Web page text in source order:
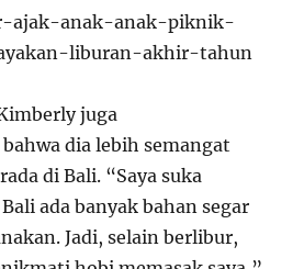
juga
dia lebih semangat
di Bali. “Saya suka
ada banyak bahan segar
Jadi, selain berlibur,